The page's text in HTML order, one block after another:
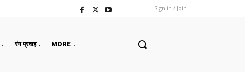
Sign in / Join
रंग प्रवाह MORE